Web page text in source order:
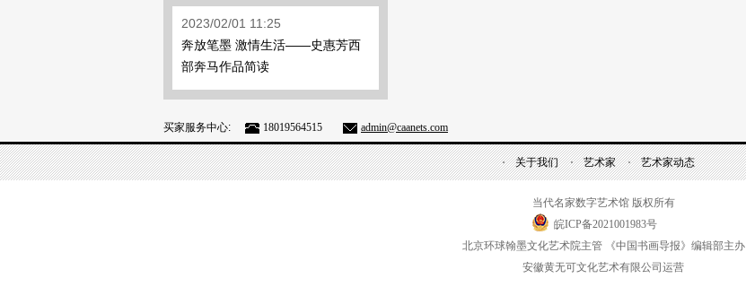
2023/02/01 11:25
奔放笔墨 激情生活——史惠芳西
部奔马作品简读
买家服务中心: 18019564515 admin@caanets.com
关于我们 艺术家 艺术家动态
当代名家数字艺术馆 版权所有
皖ICP备2021001983号
北京环球翰墨文化艺术院主管 《中国书画导报》编辑部主办
安徽黄无可文化艺术有限公司运营